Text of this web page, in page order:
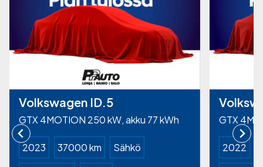
Volkswagen ID.5
GTX 4MOTION 250 kW, akku 77 kWh
2023 37000 km Sähkö
GTX
2022